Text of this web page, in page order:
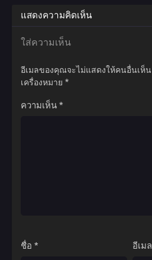
ฝ่าฟันอุปสรรคมากมายเกินคณานับ สัง
ผู้ฝึกยุทธ์พเนจรท่องโลกาท้ายุทธภพสุด
นามเทพปีศาจแห่งจักรวาล ปกครองคว
แสดงความคิดเห็น
ใส่ความเห็น
อีเมลของคุณจะไม่แสดงให้คนอื่นเห็น
เครื่องหมาย *
ความเห็น *
ชื่อ * อีเมล